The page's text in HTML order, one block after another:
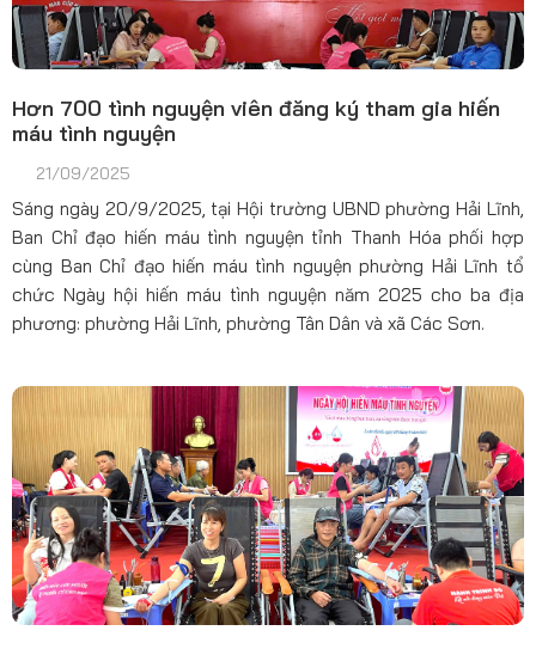
Hơn 700 tình nguyện viên đăng ký tham gia hiến
máu tình nguyện
21/09/2025
Sáng ngày 20/9/2025, tại Hội trường UBND phường Hải Lĩnh,
Ban Chỉ đạo hiến máu tình nguyện tỉnh Thanh Hóa phối hợp
cùng Ban Chỉ đạo hiến máu tình nguyện phường Hải Lĩnh tổ
chức Ngày hội hiến máu tình nguyện năm 2025 cho ba địa
phương: phường Hải Lĩnh, phường Tân Dân và xã Các Sơn.